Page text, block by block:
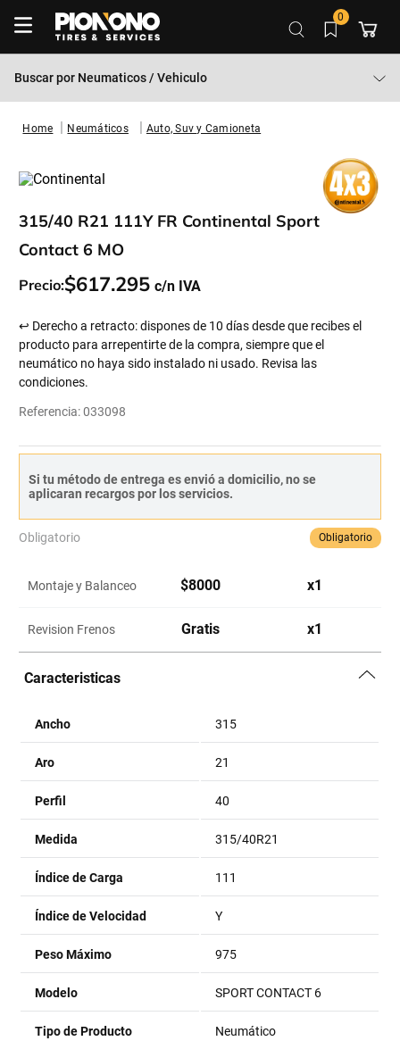
0
Buscar por Neumaticos / Vehiculo
Neumáticos Auto, Suv y Camioneta
315/40 R21 111Y FR Continental Sport
Contact 6 MO
Precio:$617.295
↩ Derecho a retracto: dispones de 10 días desde que recibes el
producto para arrepentirte de la compra, siempre que el
neumático no haya sido instalado ni usado. Revisa las
condiciones.
Referencia:033098
Si tu método de entrega es envió a domicilio, no se
aplicaran recargos por los servicios.
Obligatorio Obligatorio
Montaje y Balanceo $8000 x1
Revision Frenos Gratis x1
Caracteristicas
Ancho 315
Aro 21
Perfil 40
Medida 315/40R21
Índice de Carga 111
Índice de Velocidad Y
Peso Máximo 975
Modelo SPORT CONTACT 6
Tipo de Producto Neumático